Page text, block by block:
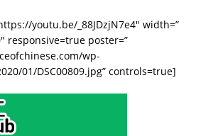
youtu.be/_88JDzjN7e4″ width=”
responsive=true poster=”
wp-
01/DSC00809.jpg” controls=true]